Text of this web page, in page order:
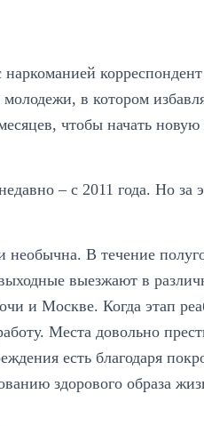
в котором
чтобы начать
– с 2011 года. Но за
В течение
выезжают в
и Москве. Когда этап
Места довольно
есть благодаря
здорового образа